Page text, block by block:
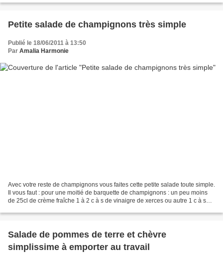
Petite salade de champignons très simple
Publié le 18/06/2011 à 13:50
Par Amalia Harmonie
Avec votre reste de champignons vous faites cette petite salade toute simple.
Il vous faut : pour une moitié de barquette de champignons : un peu moins
de 25cl de crème fraîche 1 à 2 c à s de vinaigre de xerces ou autre 1 c à s
Salade de pommes de terre et chèvre
simplissime à emporter au travail